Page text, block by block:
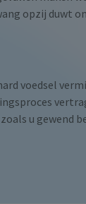
opzij duwt
voedsel
u gewend